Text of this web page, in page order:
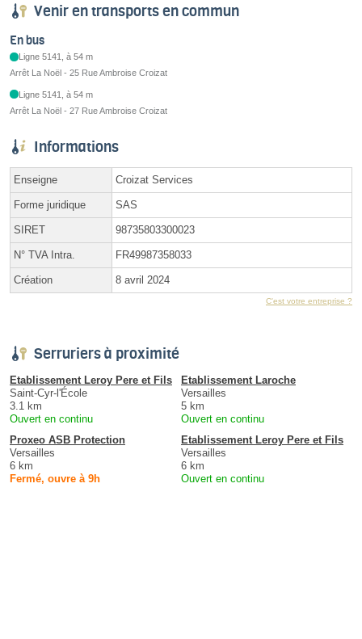
Venir en transports en commun
En bus
Ligne 5141, à 54 m
Arrêt La Noël - 25 Rue Ambroise Croizat
Ligne 5141, à 54 m
Arrêt La Noël - 27 Rue Ambroise Croizat
Informations
Enseigne Croizat Services
Forme juridique SAS
SIRET 98735803300023
N° TVA Intra. FR49987358033
Création 8 avril 2024
C'est votre entreprise ?
Serruriers à proximité
Etablissement Leroy Pere et Fils
Saint-Cyr-l'École
3.1 km
Ouvert en continu
Etablissement Laroche
Versailles
5 km
Ouvert en continu
Proxeo ASB Protection
Versailles
6 km
Fermé, ouvre à 9h
Etablissement Leroy Pere et Fils
Versailles
6 km
Ouvert en continu